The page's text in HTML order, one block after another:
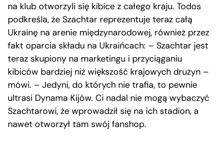
na klub otworzyli się kibice z całego kraju. Todos
podkreśla, że Szachtar reprezentuje teraz całą
Ukrainę na arenie międzynarodowej, również przez
fakt oparcia składu na Ukraińcach: – Szachtar jest
teraz skupiony na marketingu i przyciąganiu
kibiców bardziej niż większość krajowych drużyn –
mówi. – Jedyni, do których nie trafia, to pewnie
ultrasi Dynama Kijów. Ci nadal nie mogą wybaczyć
Szachtarowi, że wprowadził się na ich stadion, a
nawet otworzył tam swój fanshop.